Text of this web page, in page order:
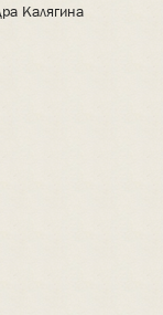
Калягина